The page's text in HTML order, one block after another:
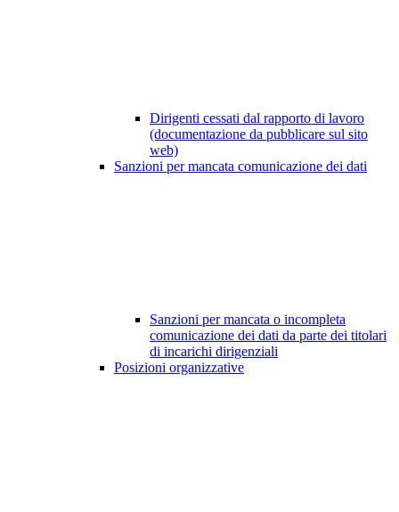
Dirigenti cessati dal rapporto di lavoro
(documentazione da pubblicare sul sito
web)
Sanzioni per mancata comunicazione dei dati
Sanzioni per mancata o incompleta
comunicazione dei dati da parte dei titolari
di incarichi dirigenziali
Posizioni organizzative